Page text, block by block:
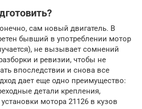
сам новый двигатель. В
бывший в употреблении мотор
не вызывает сомнений
и ревизии, чтобы не
впоследствии и снова все
дает еще одно преимущество:
детали крепления,
мотора 21126 в кузов